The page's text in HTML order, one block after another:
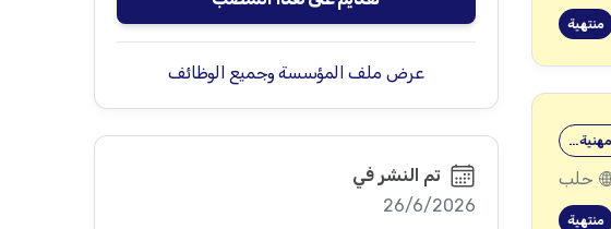
منتهية
حلب
منتهية
عرض ملف المؤسسة وجميع الوظائف
تم النشر في
26/6/2026